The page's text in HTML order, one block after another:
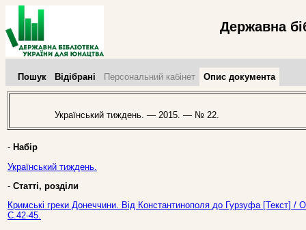
Державна
Пошук Відібрані Персональний кабінет Опис документа
Український тиждень. — 2015. — № 22.
- Набір
Український тиждень.
- Статті, розділи
Кримські греки Донеччини. Від Константинополя до Гурзуфа
С.42-45.